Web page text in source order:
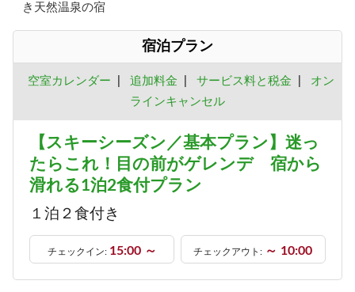
き天然温泉の宿
宿泊プラン
空室カレンダー 追加料金 サービス料と税金
オン
ラインキャンセル
【スキーシーズン／基本プラン】迷っ
たらこれ！目の前がゲレンデ 宿から
滑れる1泊2食付プラン
１泊２食付き
チェックイン: 15:00 ～ チェックアウト: ～ 10:00